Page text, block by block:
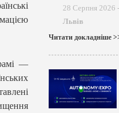
—
28 Серпня 2026
Львів
Читати докладніше